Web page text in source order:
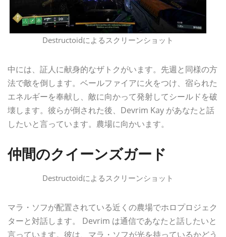
Destructoidによるスクリーンショット
中には、証人に献身的なザトクがいます。先週と同様の方
法で敵を倒します。ベールファイアに火をつけ、宿られた
エネルギーを奉献し、敵に向かって発射してシールドを破
壊します。彼らが倒された後、Devrim Kay があなたと話
したいと言っています。農場に向かいます。
仲間のクイーンズガード
Destructoidによるスクリーンショット
マラ・ソフが配置されている近くの農場でホロプロジェク
ターと対話します。 Devrim は通信であなたと話したいと
言っています。彼は、マラ・ソフが光を持っているかどう